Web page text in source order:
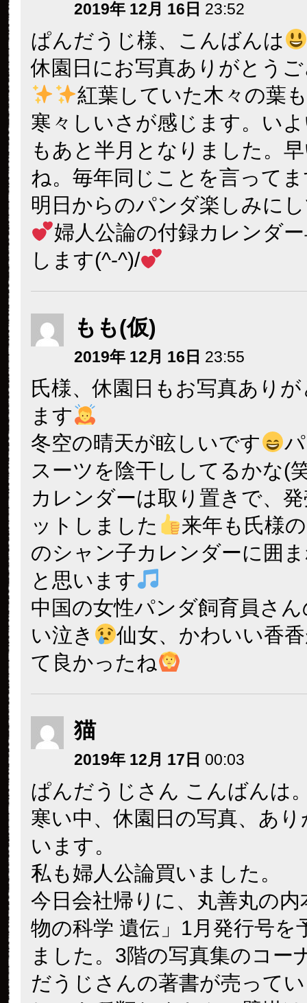
2019年 12月 16日 23:52
ぱんだうじ様、こんばんは
休園日にお写真ありがとう
紅葉していた木々の葉
寒々しいさが感じます。い
もあと半月となりました。
ね。毎年同じことを言って
明日からのパンダ楽しみに
婦人公論の付録カレンダ
します(^-^)/
もも(仮)
2019年 12月 16日 23:55
氏様、休園日もお写真あり
ます
冬空の晴天が眩しいです
スーツを陰干ししてるかな(
カレンダーは取り置きで、
ットしました
来年も氏様
のシャン子カレンダーに囲
と思います
中国の女性パンダ飼育員さ
い泣き
仙女、かわいい香
て良かったね
猫
2019年 12月 17日 00:03
ぱんだうじさん こんばんは
寒い中、休園日の写真、あ
います。
私も婦人公論買いました。
今日会社帰りに、丸善丸の内
物の科学 遺伝」1月発行号を
ました。3階の写真集のコー
だうじさんの著書が売って